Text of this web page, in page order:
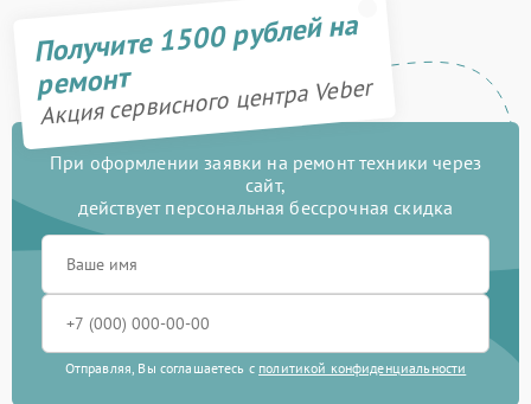
Получите 1500 рублей на
ремонт
Акция сервисного центра Veber
При оформлении заявки на ремонт техники через
сайт,
действует персональная бессрочная скидка
Отправляя, Вы соглашаетесь с политикой конфиденциальности